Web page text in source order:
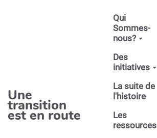
Une
transition
est en route
Qui
Sommes-
nous?
Des
initiatives
La suite de
l'histoire
Les
ressources